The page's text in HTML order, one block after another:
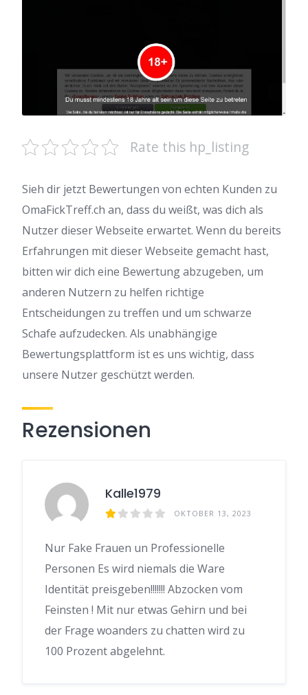
Rate this hp_listing
Sieh dir jetzt Bewertungen von echten Kunden zu
OmaFickTreff.ch an, dass du weißt, was dich als
Nutzer dieser Webseite erwartet. Wenn du bereits
Erfahrungen mit dieser Webseite gemacht hast,
bitten wir dich eine Bewertung abzugeben, um
anderen Nutzern zu helfen richtige
Entscheidungen zu treffen und um schwarze
Schafe aufzudecken. Als unabhängige
Bewertungsplattform ist es uns wichtig, dass
unsere Nutzer geschützt werden.
Rezensionen
Kalle1979
OKTOBER 13, 2023
Nur Fake Frauen un Professionelle
Personen Es wird niemals die Ware
Identität preisgeben!!!!!!! Abzocken vom
Feinsten ! Mit nur etwas Gehirn und bei
der Frage woanders zu chatten wird zu
100 Prozent abgelehnt.